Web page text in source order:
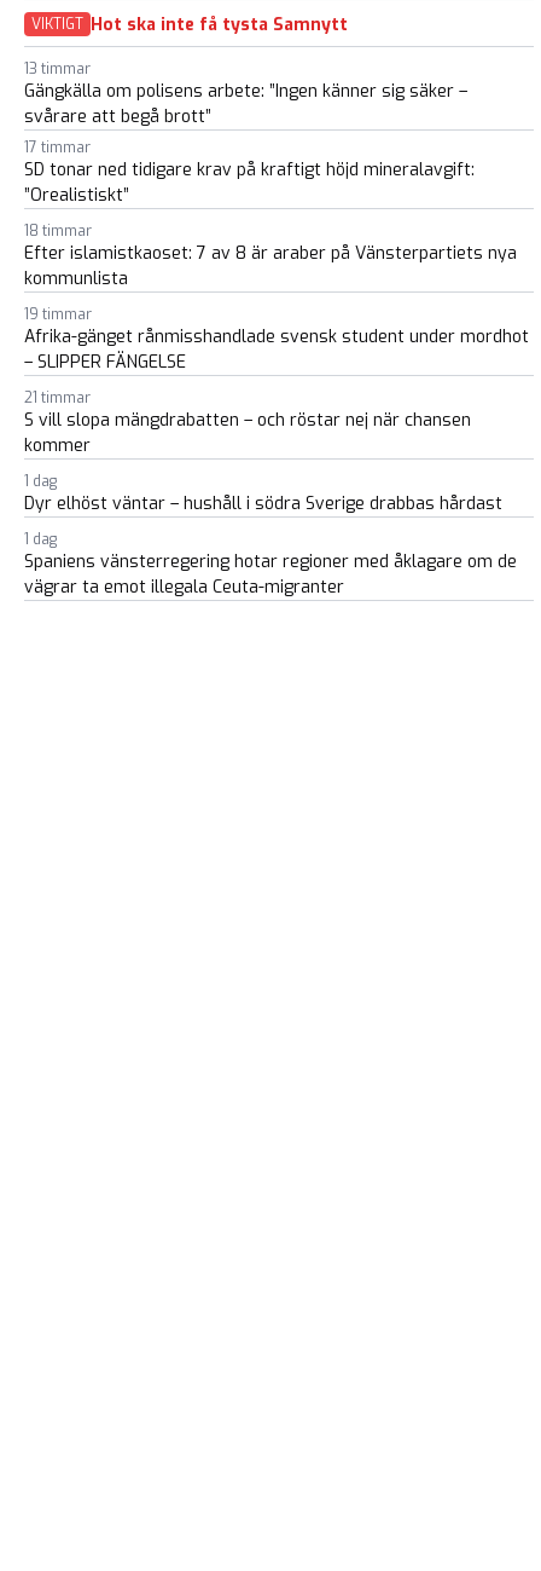
VIKTIGT Hot ska inte få tysta Samnytt
13 timmar
Gängkälla om polisens arbete: ”Ingen känner sig säker –
svårare att begå brott”
17 timmar
SD tonar ned tidigare krav på kraftigt höjd mineralavgift:
”Orealistiskt”
18 timmar
Efter islamistkaoset: 7 av 8 är araber på Vänsterpartiets nya
kommunlista
19 timmar
Afrika-gänget rånmisshandlade svensk student under mordhot
– SLIPPER FÄNGELSE
21 timmar
S vill slopa mängdrabatten – och röstar nej när chansen
kommer
1 dag
Dyr elhöst väntar – hushåll i södra Sverige drabbas hårdast
1 dag
Spaniens vänsterregering hotar regioner med åklagare om de
vägrar ta emot illegala Ceuta-migranter